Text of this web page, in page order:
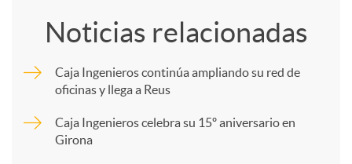
Noticias relacionadas
Caja Ingenieros continúa ampliando su red de
oficinas y llega a Reus
Caja Ingenieros celebra su 15º aniversario en
Girona